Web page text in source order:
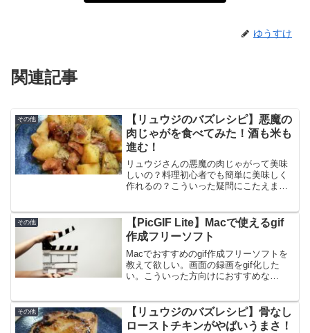
ゆうすけ
関連記事
その他
【リュウジのバズレシピ】悪魔の
肉じゃがを食べてみた！酒も米も
進む！
リュウジさんの悪魔の肉じゃがって美味
しいの？料理初心者でも簡単に美味しく
作れるの？こういった疑問にこたえま
す。電子レンジで失敗はなし。お酒にも
ご飯にも合う最高のレシピになってま
す。
その他
【PicGIF Lite】Macで使えるgif
作成フリーソフト
Macでおすすめのgif作成フリーソフトを
教えて欲しい。画面の録画をgif化した
い。こういった方向けにおすすめな
ョンを作成することができます。ぜひ使
ってみてください。
その他
【リュウジのバズレシピ】骨なし
ローストチキンがやばいうまさ！